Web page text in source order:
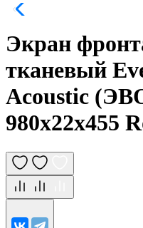
Экран
тканевый
Acoustic
980х22x455